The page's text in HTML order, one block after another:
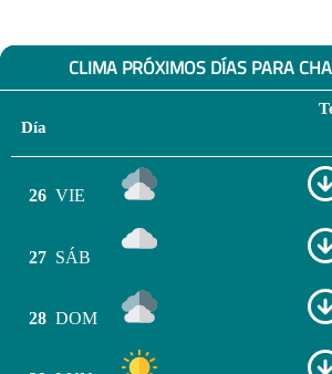
CLIMA PRÓXIMOS DÍAS PARA
Día
26 VIE
27 SÁB
28 DOM